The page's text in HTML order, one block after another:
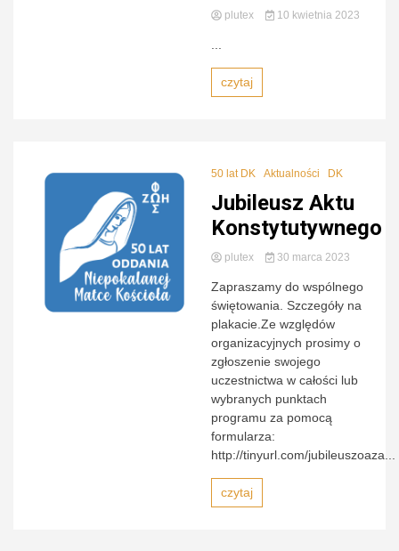
plutex 10 kwietnia 2023
...
czytaj
50 lat DK Aktualności DK
Jubileusz Aktu
Konstytutywnego
plutex 30 marca 2023
Zapraszamy do wspólnego
świętowania. Szczegóły na
plakacie.Ze względów
organizacyjnych prosimy o
zgłoszenie swojego
uczestnictwa w całości lub
wybranych punktach
programu za pomocą
formularza:
http://tinyurl.com/jubileuszoaza...
czytaj